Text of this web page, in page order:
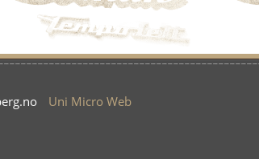
Uni Micro Web